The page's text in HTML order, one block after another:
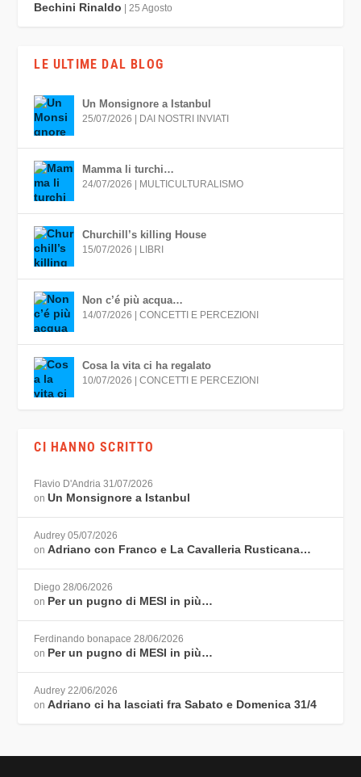
Bechini Rinaldo | 25 Agosto
LE ULTIME DAL BLOG
Un Monsignore a Istanbul
25/07/2026 DAI NOSTRI INVIATI
Mamma li turchi…
24/07/2026 MULTICULTURALISMO
Churchill’s killing House
15/07/2026 LIBRI
Non c’é più acqua…
14/07/2026 |CONCETTI E PERCEZIONI
Cosa la vita ci ha regalato
10/07/2026 |CONCETTI E PERCEZIONI
CI HANNO SCRITTO
Flavio D'Andria 31/07/2026
onUn Monsignore a Istanbul
Audrey 05/07/2026
onAdriano con Franco e La Cavalleria Rusticana…
Diego 28/06/2026
on Per un pugno di MESI in più…
Ferdinando bonapace 28/06/2026
on Per un pugno di MESI in più…
Audrey 22/06/2026
onAdriano ci ha lasciati fra Sabato e Domenica 31/4